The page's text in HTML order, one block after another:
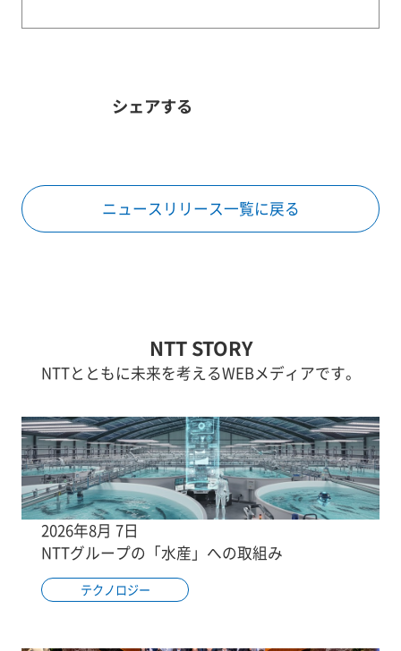
シェアする
ニュースリリース一覧に戻る
NTT STORY
NTTとともに未来を考えるWEBメディアです。
2026年8月 7日
NTTグループの「水産」への取組み
テクノロジー